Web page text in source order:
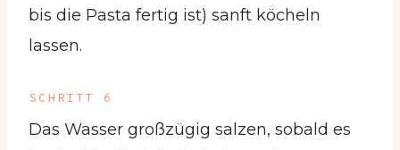
bis die Pasta fertig ist) sanft köcheln
lassen.
SCHRITT 6
Das Wasser großzügig salzen, sobald es